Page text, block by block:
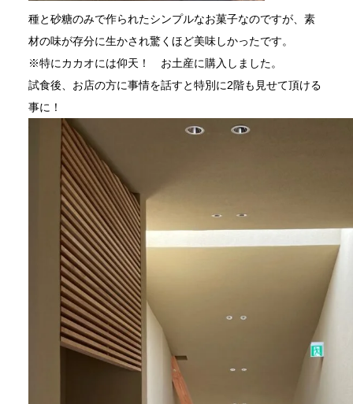
種と砂糖のみで作られたシンプルなお菓子なのですが、素
材の味が存分に生かされ驚くほど美味しかったです。
※特にカカオには仰天！ お土産に購入しました。
試食後、お店の方に事情を話すと特別に2階も見せて頂ける
事に！